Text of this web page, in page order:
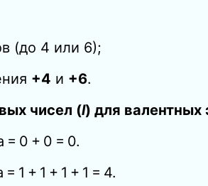
(до 4 или 6);
+4 и +6.
чисел (l) для валентных
0 + 0 = 0.
1 + 1 + 1 + 1 = 4.